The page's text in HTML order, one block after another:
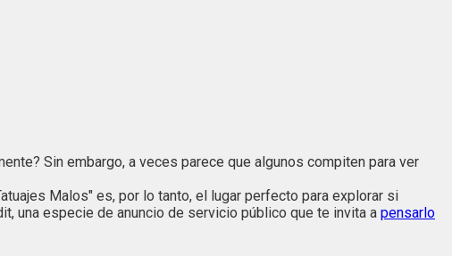
Sin embargo, a veces parece que algunos compiten para ver
Malos" es, por lo tanto, el lugar perfecto para explorar si
una especie de anuncio de servicio público que te invita a pensarlo